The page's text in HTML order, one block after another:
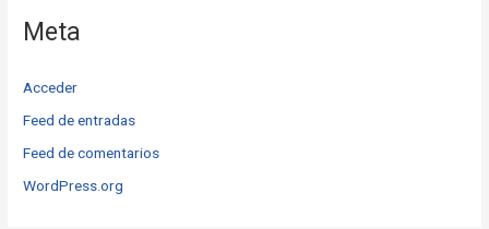
Meta
Acceder
Feed de entradas
Feed de comentarios
WordPress.org